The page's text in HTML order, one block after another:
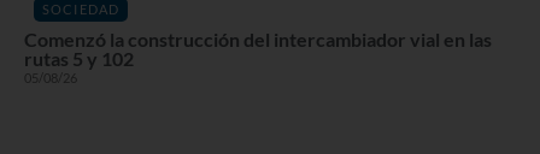
SOCIEDAD
Comenzó la construcción del intercambiador vial en las
rutas 5 y 102
05/08/26